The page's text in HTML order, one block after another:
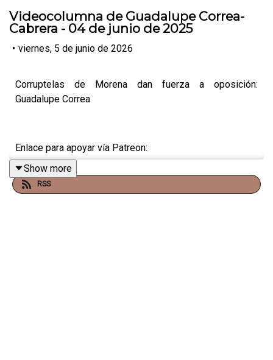
Videocolumna de Guadalupe Correa-
Cabrera - 04 de junio de 2025
• viernes, 5 de junio de 2026
Corruptelas de Morena dan fuerza a oposición:
Guadalupe Correa
Enlace para apoyar vía Patreon:
https://www.patreon.com/julioastillero
Show more
RSS